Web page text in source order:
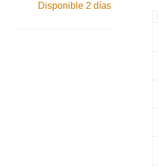
Disponible 2 días